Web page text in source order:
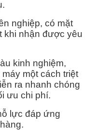
nghiệp, có mặt
khi nhận được yêu
kinh nghiệm,
một cách triệt
ra nhanh chóng
ưu chi phí.
lực đáp ứng